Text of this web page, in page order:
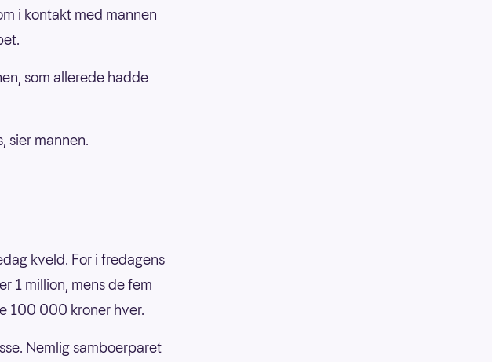
i kontakt med mannen
som allerede hadde
sier mannen.
kveld. For i fredagens
1 million, mens de fem
100 000 kroner hver.
Nemlig samboerparet